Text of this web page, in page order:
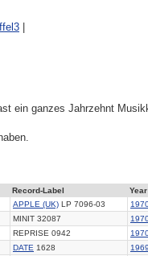
ein ganzes Jahrzehnt
Record-Label Year
APPLE (UK) LP 7096-03
MINIT 32087
REPRISE 0942
DATE 1628 1969